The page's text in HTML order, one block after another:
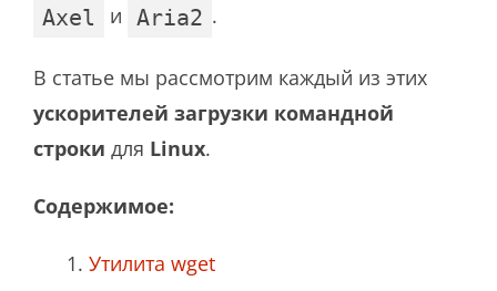
Axel
и Aria2 .
В статье мы рассмотрим каждый из этих
ускорителей загрузки командной
строки для Linux.
Содержимое:
Утилита wget